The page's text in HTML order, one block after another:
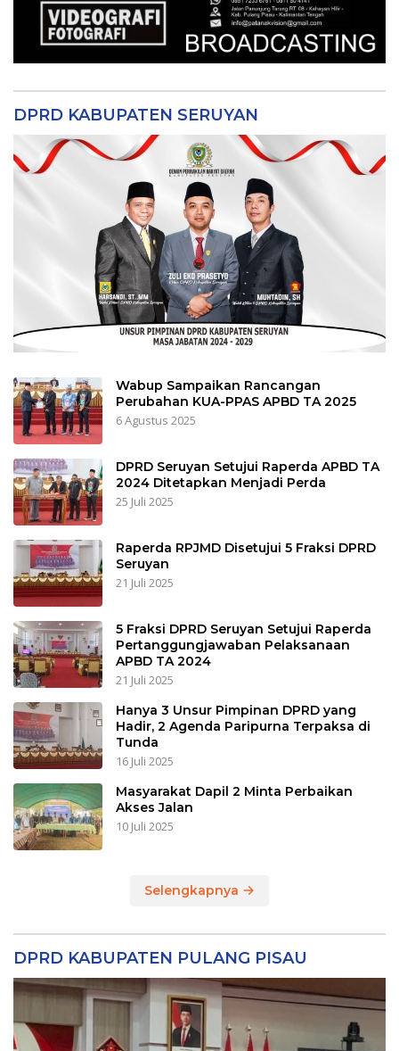
DPRD KABUPATEN SERUYAN
Wabup Sampaikan Rancangan
Perubahan KUA-PPAS APBD TA 2025
6 Agustus 2025
DPRD Seruyan Setujui Raperda APBD TA
2024 Ditetapkan Menjadi Perda
25 Juli 2025
Raperda RPJMD Disetujui 5 Fraksi DPRD
Seruyan
21 Juli 2025
5 Fraksi DPRD Seruyan Setujui Raperda
Pertanggungjawaban Pelaksanaan
APBD TA 2024
21 Juli 2025
Hanya 3 Unsur Pimpinan DPRD yang
Hadir, 2 Agenda Paripurna Terpaksa di
Tunda
16 Juli 2025
Masyarakat Dapil 2 Minta Perbaikan
Akses Jalan
10 Juli 2025
Selengkapnya
DPRD KABUPATEN PULANG PISAU